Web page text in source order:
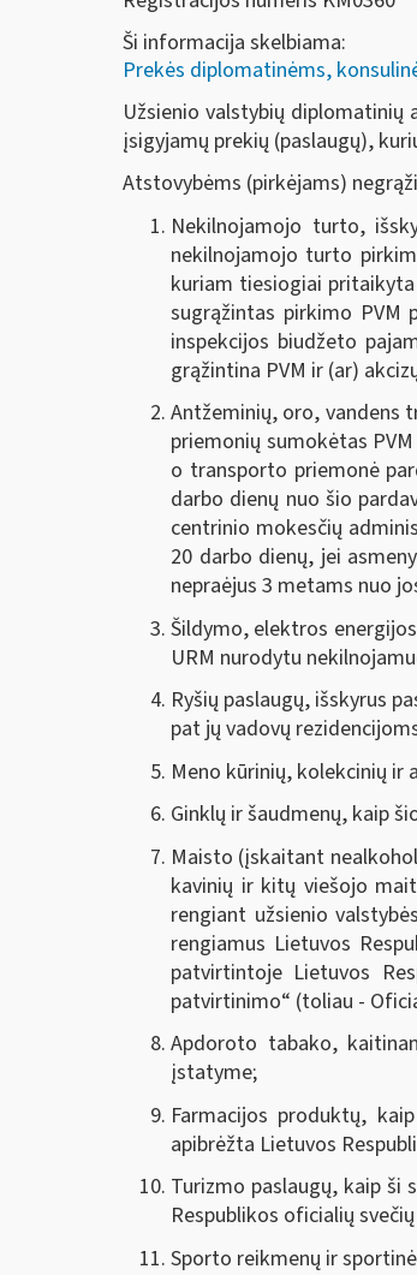
Ši informacija skelbiama:
Prekės diplomatinėms,
Užsienio valstybių
įsigyjamų prekių (paslaugų),
Atstovybėms (pirkėjams)
Nekilnojamojo turto,
nekilnojamojo turto
kuriam tiesiogiai
sugrąžintas pirkimo PVM
inspekcijos biudžeto
grąžintina PVM ir (ar)
Antžeminių, oro, vandens
priemonių sumokėtas
o transporto priemonė
darbo dienų nuo šio
centrinio mokesčių
20 darbo dienų, jei
nepraėjus 3 metams nuo
Šildymo, elektros
URM nurodytu
Ryšių paslaugų, išskyrus
pat jų vadovų
Meno kūrinių, kolekcinių ir
Ginklų ir šaudmenų, kaip
Maisto (įskaitant
kavinių ir kitų viešojo
rengiant užsienio
rengiamus Lietuvos
patvirtintoje Lietuvos
patvirtinimo“ (toliau -
Apdoroto tabako,
įstatyme;
Farmacijos produktų,
apibrėžta Lietuvos
Turizmo paslaugų, kaip ši
Respublikos oficialių
Sporto reikmenų ir